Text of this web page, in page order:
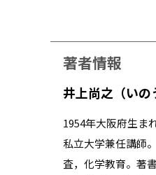
著者情報
井上尚之（いの
1954年大阪府生ま
私立大学兼任講師
査，化学教育。著